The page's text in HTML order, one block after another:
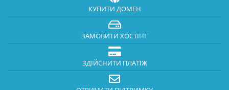
КУПИТИ ДОМЕН
ЗАМОВИТИ ХОСТІНГ
ЗДІЙСНИТИ ПЛАТІЖ